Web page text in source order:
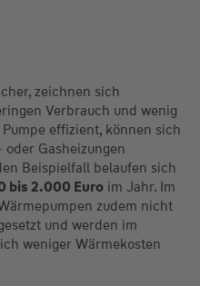
zeichnen sich
Verbrauch und wenig
effizient, können sich
Gasheizungen
Beispielfall belaufen sich
bis 2.000 Euroim Jahr. Im
zudem nicht
und werden im
weniger Wärmekosten